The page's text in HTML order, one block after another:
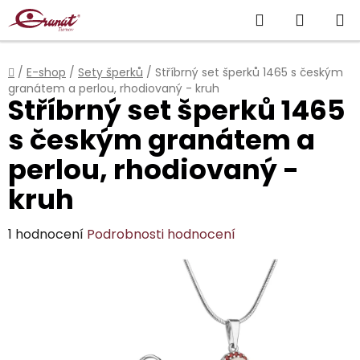
Přejít
na
obsah
Hledat
KOŠÍK
Domů
/ E-shop / Sety šperků / Stříbrný set šperků 1465 s českým
granátem a perlou, rhodiovaný - kruh
Stříbrný set šperků 1465
s českým granátem a
perlou, rhodiovaný -
kruh
Průměrné
1 hodnocení Podrobnosti hodnocení